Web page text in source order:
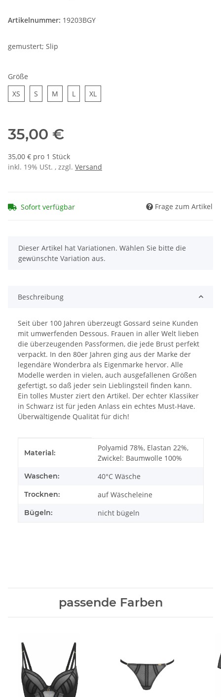
Artikelnummer: 19203BGY
gemustert; Slip
Größe
XS
S M L XL
35,00 €
35,00 € pro 1 Stück
inkl. 19% USt. , zzgl. Versand
Sofort verfügbar Frage zum Artikel
x
Dieser Artikel hat Variationen. Wählen Sie bitte die
gewünschte Variation aus.
Beschreibung
Seit über 100 Jahren überzeugt Gossard seine Kunden
mit umwerfenden Dessous. Frauen in aller Welt lieben
die überzeugenden Passformen, die jede Brust perfekt
verpackt. In den 80er Jahren ging aus der Marke der
legendäre Wonderbra als Eigenmarke hervor. Alle
Modelle werden in vielen, auch ausgefallenen Größen
gefertigt, so daß jeder sein Lieblingsteil finden kann.
Ein tolles Muster ziert den Artikel. Der echter Klassiker
in Schwarz ist für jeden Anlass ein echtes Must-Have.
Überwältigende Qualität für dich!
Material:
Polyamid 78%, Elastan 22%,
Zwickel: Baumwolle 100%
Waschen: 40°C Wäsche
Trocknen: auf Wäscheleine
Bügeln: nicht bügeln
passende Farben